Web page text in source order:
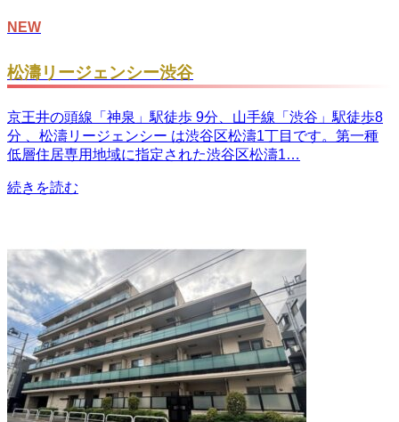
NEW
松濤リージェンシー渋谷
京王井の頭線「神泉」駅徒歩 9分、山手線「渋谷」駅徒歩8
分 、松濤リージェンシー は渋谷区松濤1丁目です。第一種
低層住居専用地域に指定された渋谷区松濤1…
続きを読む